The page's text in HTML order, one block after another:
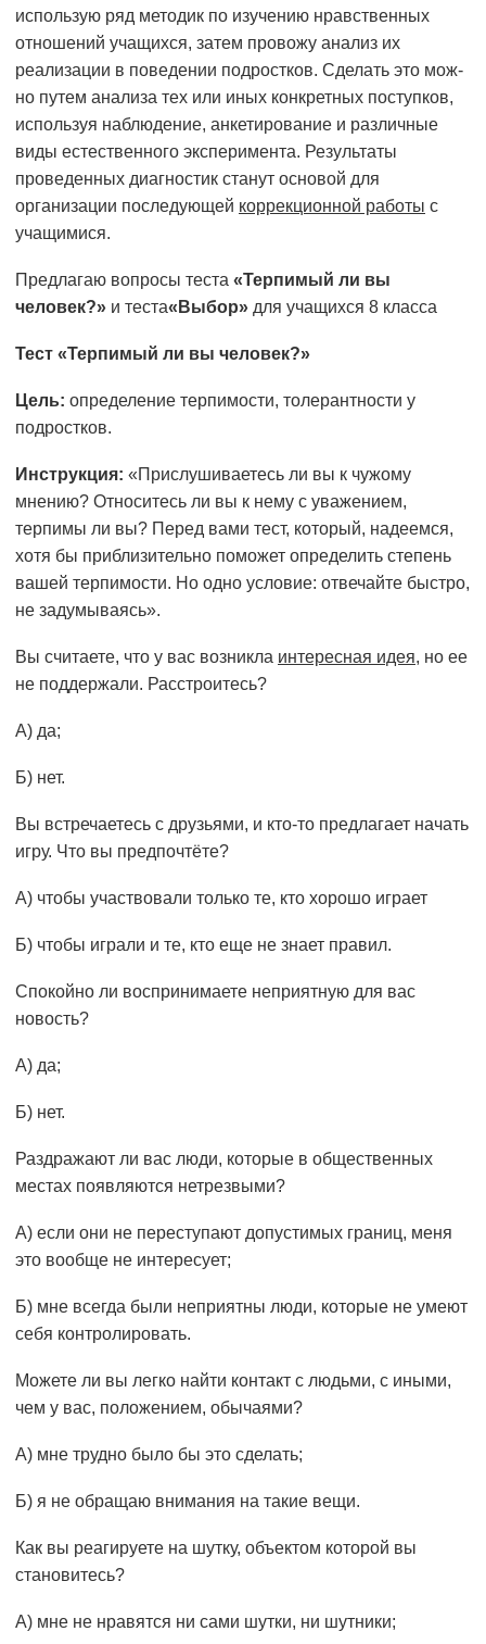
использую ряд методик по изучению нравствен­ных
отношений учащихся, затем провожу анализ их
реализации в поведении подростков. Сделать это мож­
но путем анализа тех или иных конкретных поступков,
ис­пользуя наблюдение, анкетирование и различные
виды ес­тественного эксперимента. Результаты
проведенных диагностик станут основой для
организации последующей коррекционной работы с
учащимися.
Предлагаю вопросы теста «Терпимый ли вы
человек?» и теста«Выбор» для учащихся 8 класса
Тест «Терпимый ли вы человек?»
Цель: определение терпимости, толерантности у
подростков.
Инструкция: «Прислушиваетесь ли вы к чужому
мнению? Относитесь ли вы к нему с уважением,
терпимы ли вы? Перед вами тест, который, надеемся,
хотя бы приблизительно поможет определить степень
вашей терпимости. Но одно условие: отвечайте быстро,
не задумываясь».
Вы считаете, что у вас возникла интересная идея, но ее
не поддержали. Расстроитесь?
А) да;
Б) нет.
Вы встречаетесь с друзьями, и кто-то предлагает начать
игру. Что вы предпочтёте?
А) чтобы участвовали только те, кто хорошо играет
Б) чтобы играли и те, кто еще не знает правил.
Спокойно ли воспринимаете неприятную для вас
новость?
А) да;
Б) нет.
Раздражают ли вас люди, которые в общественных
местах появляются нетрезвыми?
А) если они не переступают допустимых границ, меня
это вообще не интересует;
Б) мне всегда были неприятны люди, которые не умеют
себя контролировать.
Можете ли вы легко найти контакт с людьми, с иными,
чем у вас, положением, обычаями?
А) мне трудно было бы это сделать;
Б) я не обращаю внимания на такие вещи.
Как вы реагируете на шутку, объектом которой вы
становитесь?
А) мне не нравятся ни сами шутки, ни шутники;